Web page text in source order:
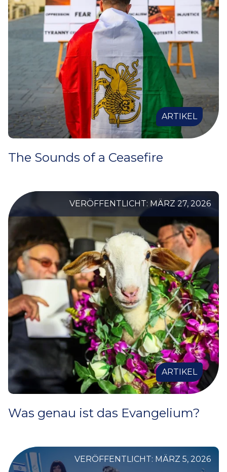
ARTIKEL
The Sounds of a Ceasefire
VERÖFFENTLICHT: MÄRZ 27, 2026
ARTIKEL
Was genau ist das Evangelium?
VERÖFFENTLICHT: MÄRZ 5, 2026